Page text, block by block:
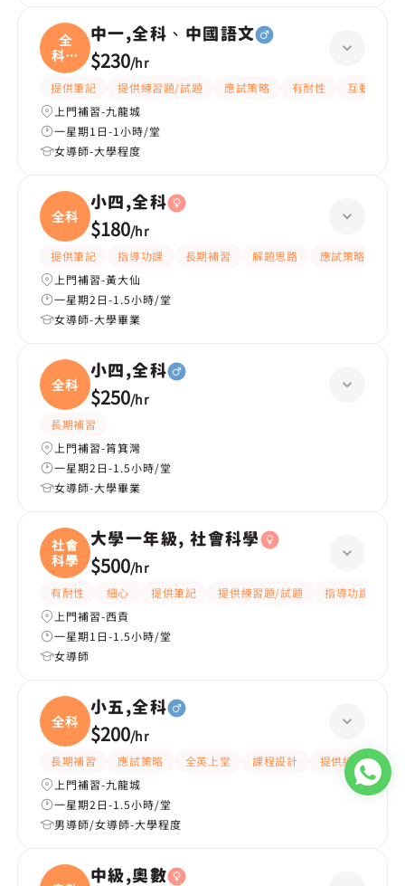
全
科、
中國
中一,全科、中國語文
$230/hr
提供筆記 提供練習題/試題 應試策略 有耐性
互動教學
上門補習-九龍城
一星期1日-1小時/堂
女導師-大學程度
全科
小四,全科
$180/hr
提供筆記 指導功課 長期補習 解題思路 應試策略
上門補習-黃大仙
一星期2日-1.5小時/堂
女導師-大學畢業
全科
小四,全科
$250/hr
長期補習
上門補習-筲箕灣
一星期2日-1.5小時/堂
女導師-大學畢業
社會
科學
大學一年級, 社會科學
$500/hr
有耐性 細心 提供筆記 提供練習題/試題 指導功課
上門補習-西貢
一星期1日-1.5小時/堂
女導師
全科
小五,全科
$200/hr
長期補習 應試策略 全英上堂 課程設計
提供練習題/試題
上門補習-九龍城
一星期2日-1.5小時/堂
男導師/女導師-大學程度
中級,奧數